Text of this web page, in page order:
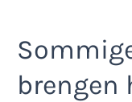
brengen